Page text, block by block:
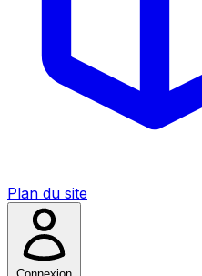
Plan du site